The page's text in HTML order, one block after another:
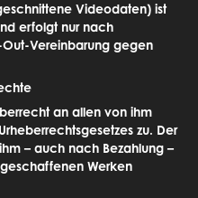
Videodaten) ist
erfolgt nur nach
Vereinbarung gegen
an allen von ihm
zu. Der
– auch nach Bezahlung –
Werken